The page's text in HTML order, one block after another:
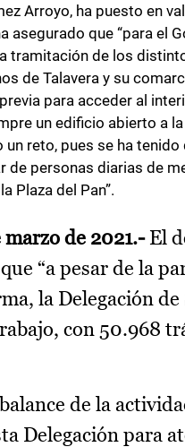
Arroyo, ha puesto en
que “para el
tramitación de los
de Talavera y su
para acceder al
un edificio abierto a
reto, pues se ha
personas diarias de
Plaza del Pan”.
de 2021.-El
“a pesar de la
la Delegación
con 50.968
de la
Delegación para